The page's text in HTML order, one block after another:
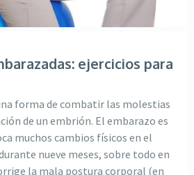
ejercicios para
forma de combatir las molestias
de un embrión. El embarazo es
muchos cambios físicos en el
nueve meses, sobre todo en
la mala postura corporal (en